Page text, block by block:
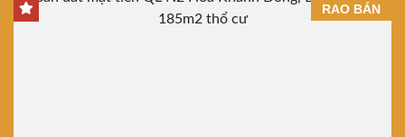
RAO BÁN